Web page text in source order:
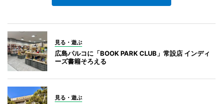
見る・遊ぶ
広島パルコに「BOOK PARK CLUB」常設店 インディ
ーズ書籍そろえる
見る・遊ぶ